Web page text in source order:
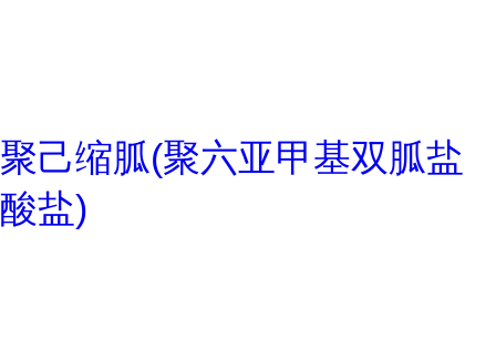
聚己缩胍(聚六亚甲基双胍盐
酸盐)